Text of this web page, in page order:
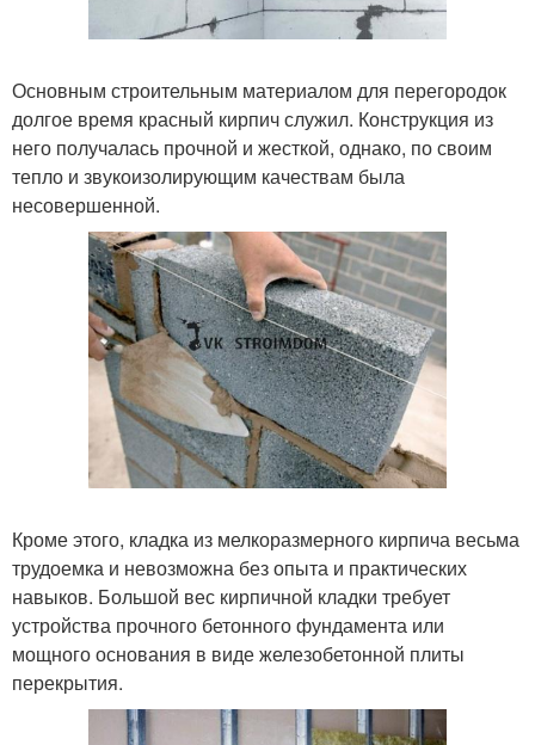
Основным строительным материалом для перегородок
долгое время красный кирпич служил. Конструкция из
него получалась прочной и жесткой, однако, по своим
тепло и звукоизолирующим качествам была
несовершенной.
Кроме этого, кладка из мелкоразмерного кирпича весьма
трудоемка и невозможна без опыта и практических
навыков. Большой вес кирпичной кладки требует
устройства прочного бетонного фундамента или
мощного основания в виде железобетонной плиты
перекрытия.